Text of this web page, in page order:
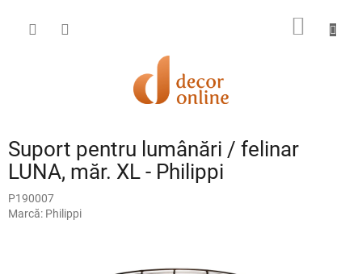
conținut
COŞ
Suport pentru lumânări / felinar
LUNA, măr. XL - Philippi
P190007
Marcă: Philippi